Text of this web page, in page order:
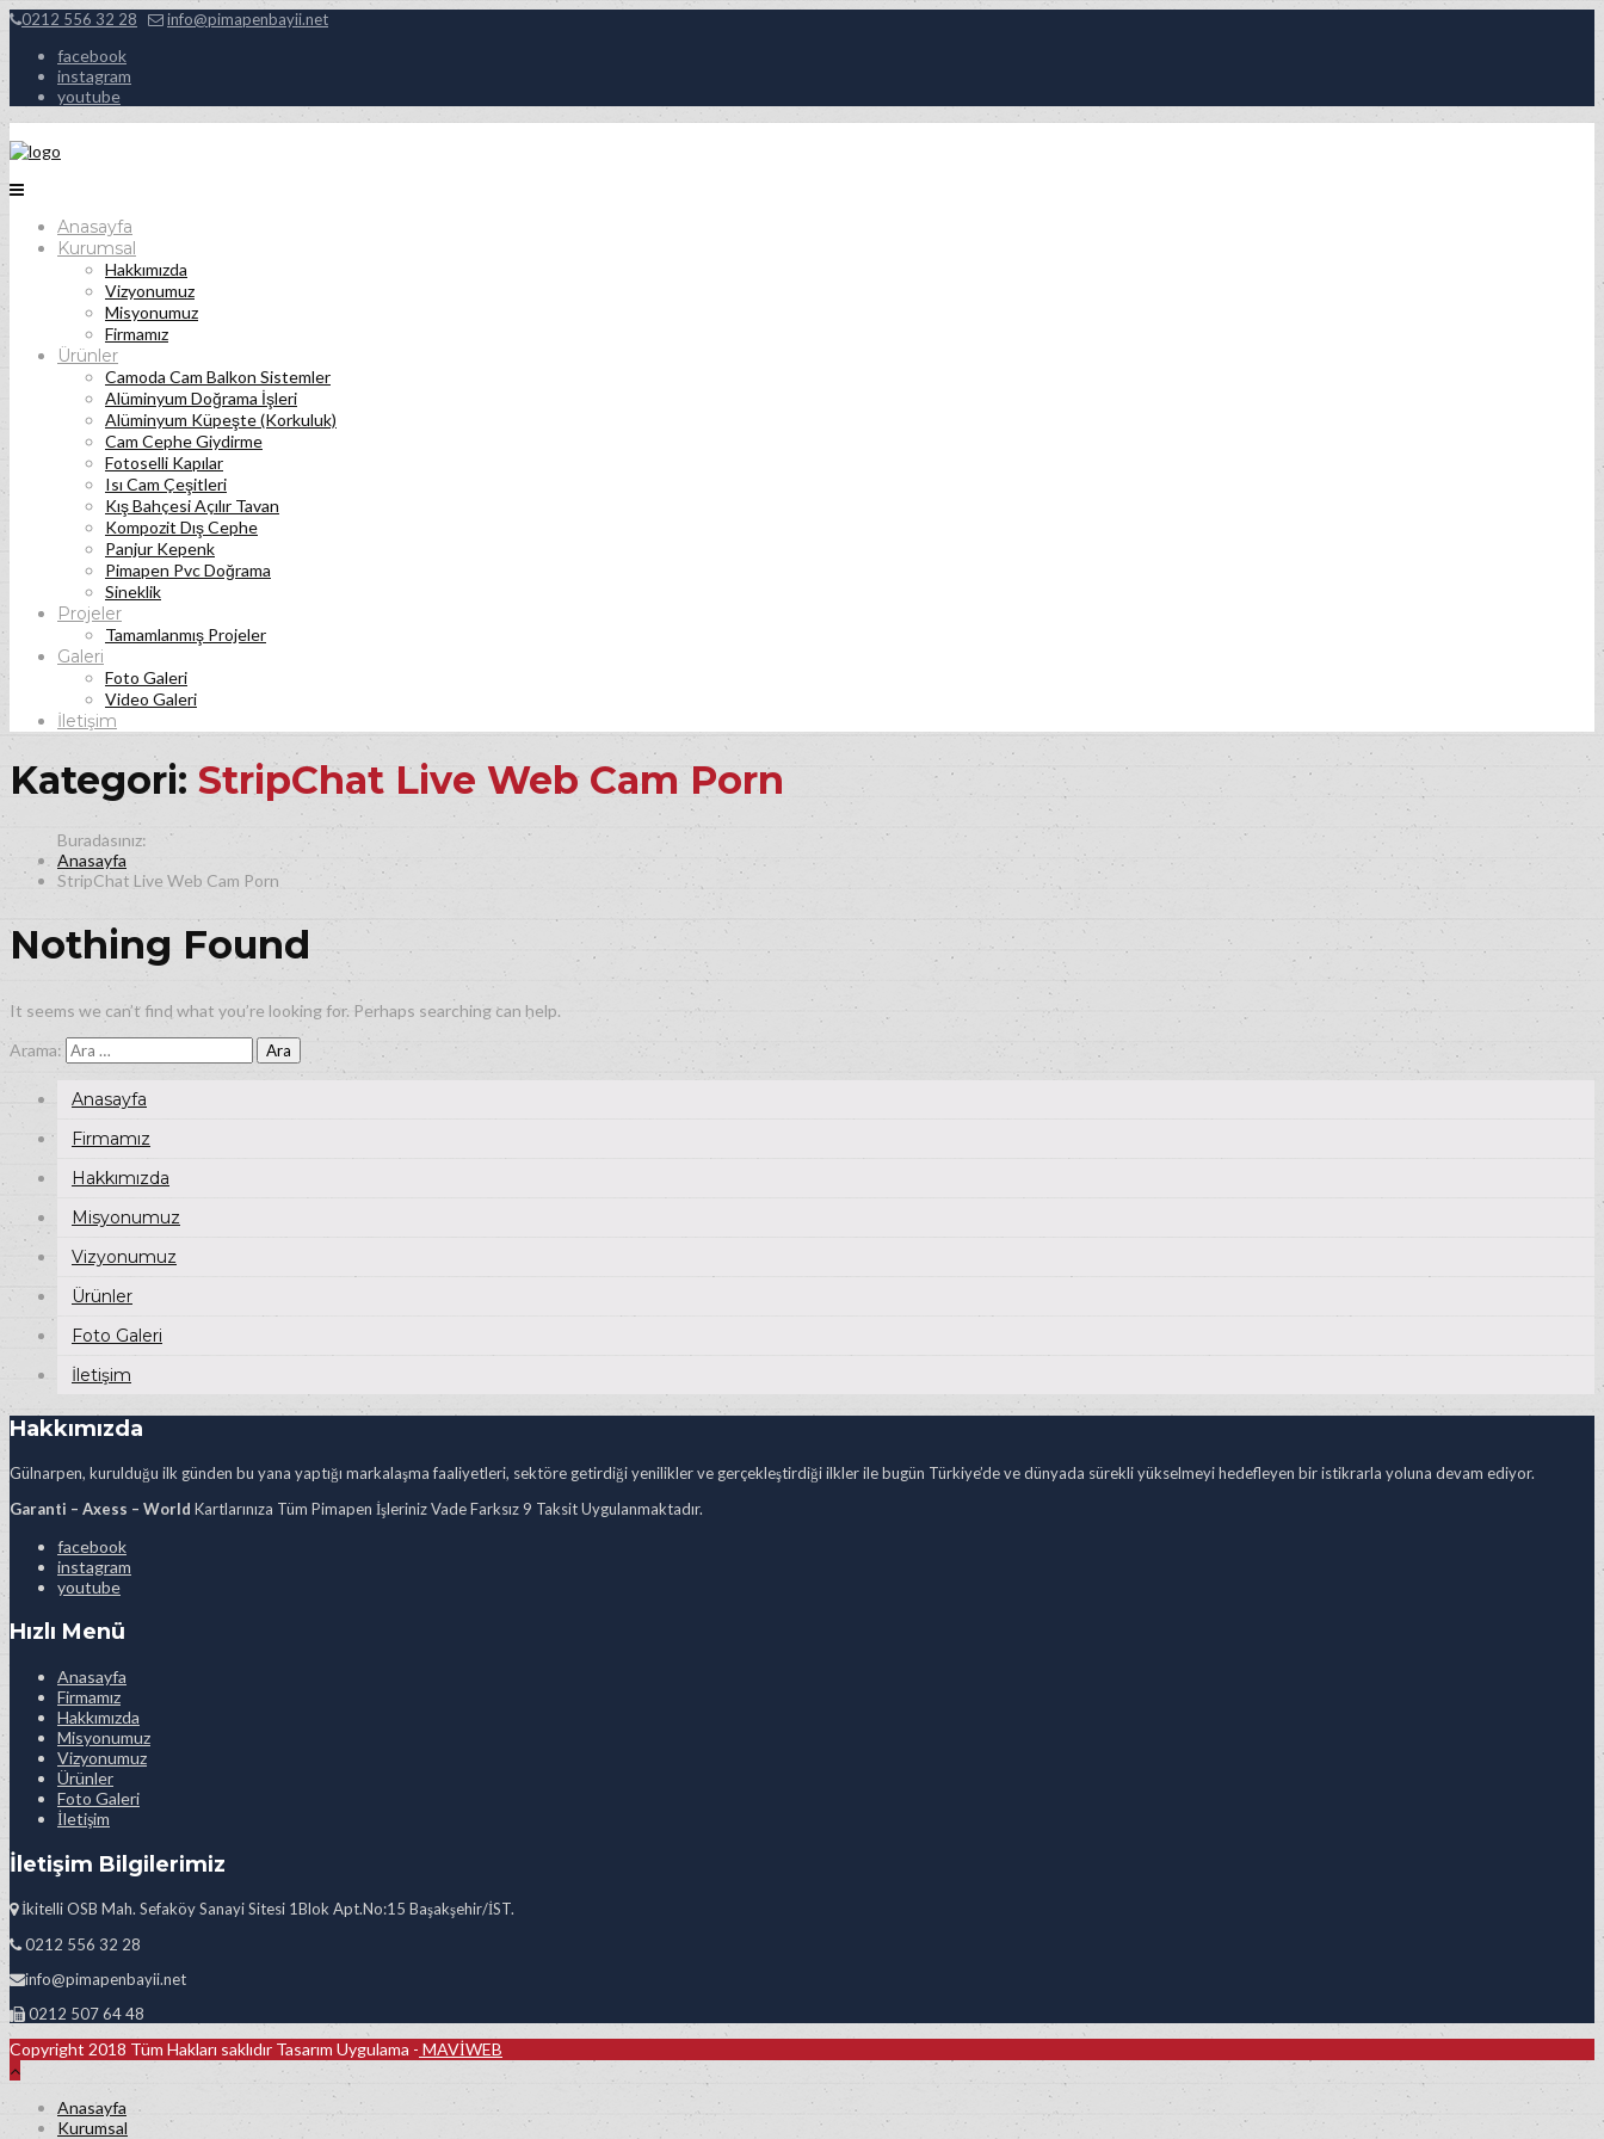
0212 556 32 28 info@pimapenbayii.net
facebook
instagram
youtube
Anasayfa
Kurumsal
Hakkımızda
Vizyonumuz
Misyonumuz
Firmamız
Ürünler
Camoda Cam Balkon Sistemler
Alüminyum Doğrama İşleri
Alüminyum Küpeşte (Korkuluk)
Cam Cephe Giydirme
Fotoselli Kapılar
Isı Cam Çeşitleri
Kış Bahçesi Açılır Tavan
Kompozit Dış Cephe
Panjur Kepenk
Pimapen Pvc Doğrama
Sineklik
Projeler
Tamamlanmış Projeler
Galeri
Foto Galeri
Video Galeri
İletişim
Kategori: StripChat Live Web Cam Porn
Anasayfa
StripChat Live Web Cam Porn
Nothing Found
It seems we can’t find what you’re looking for. Perhaps searching can help.
Arama:
Anasayfa
Firmamız
Hakkımızda
Misyonumuz
Vizyonumuz
Ürünler
Foto Galeri
İletişim
Hakkımızda
Gülnarpen, kurulduğu ilk günden bu yana yaptığı markalaşma faaliyetleri, sektöre getirdiği yenilikler ve gerçekleştirdiği ilkler ile bugün Türkiye’de ve dünyada sürekli yükselmeyi hedefleyen bir istikrarla yoluna devam ediyor.
Garanti – Axess – World Kartlarınıza Tüm Pimapen İşleriniz Vade Farksız 9 Taksit Uygulanmaktadır.
facebook
instagram
youtube
Hızlı Menü
Anasayfa
Firmamız
Hakkımızda
Misyonumuz
Vizyonumuz
Ürünler
Foto Galeri
İletişim
İletişim Bilgilerimiz
İkitelli OSB Mah. Sefaköy Sanayi Sitesi 1Blok Apt.No:15 Başakşehir/İST.
0212 556 32 28
info@pimapenbayii.net
0212 507 64 48
Copyright 2018 Tüm Hakları saklıdır Tasarım Uygulama - MAVİWEB
Anasayfa
Kurumsal